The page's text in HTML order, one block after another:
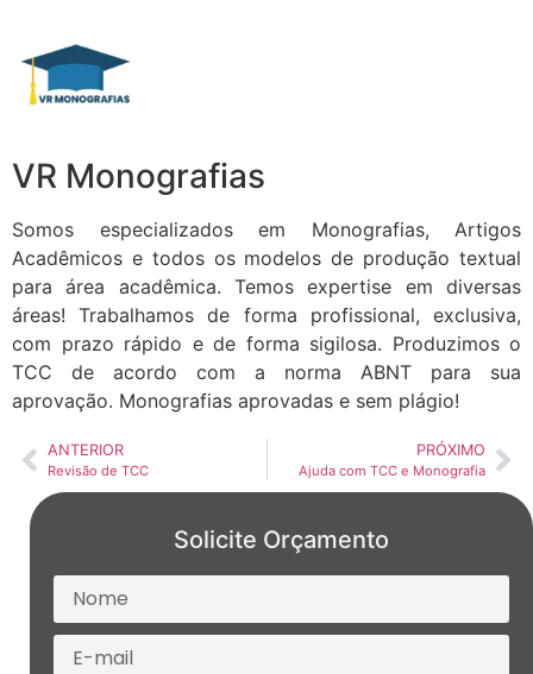
VR Monografias
Somos especializados em Monografias, Artigos
Acadêmicos e todos os modelos de produção textual
para área acadêmica. Temos expertise em diversas
áreas! Trabalhamos de forma profissional, exclusiva,
com prazo rápido e de forma sigilosa. Produzimos o
TCC de acordo com a norma ABNT para sua
aprovação. Monografias aprovadas e sem plágio!
ANTERIOR
Revisão de TCC
PRÓXIMO
Ajuda com TCC e Monografia
Solicite Orçamento